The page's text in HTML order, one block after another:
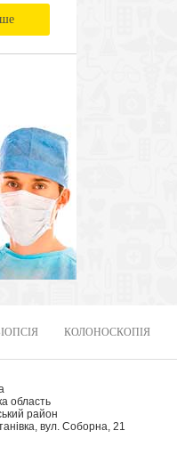
КОЛОНОСКОПІЯ
область
район
вул. Соборна, 21